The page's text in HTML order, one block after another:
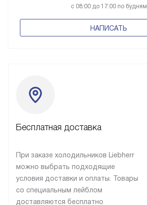
с 08:00 до 17:00 по будням
НАПИСАТЬ
Бесплатная доставка
При заказе холодильников Liebherr
можно выбрать подходящие
условия доставки и оплаты. Товары
со специальным лейблом
доставляются бесплатно